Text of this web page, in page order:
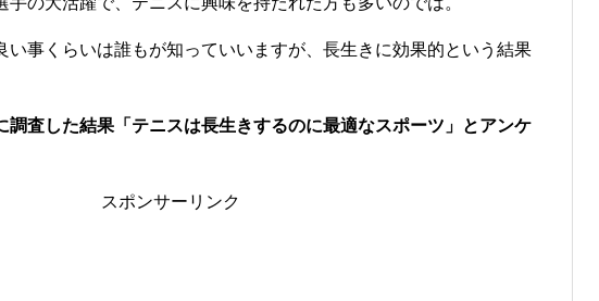
い事くらいは誰もが知っていいますが、長生きに効果的という結果
調査した結果「テニスは長生きするのに最適なスポーツ」とアンケ
スポンサーリンク